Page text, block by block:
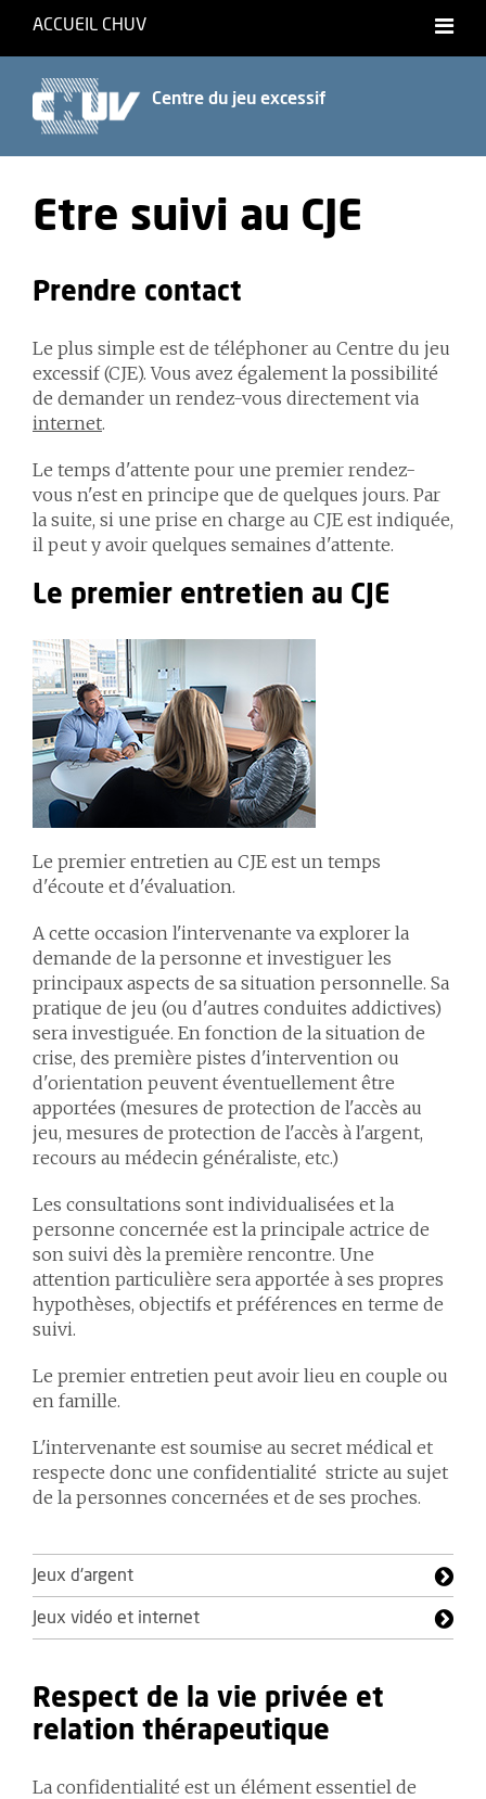
ACCUEIL CHUV
Centre du jeu excessif
Etre suivi au CJE
Prendre contact
Le plus simple est de téléphoner au Centre du jeu
excessif (CJE). Vous avez également la possibilité
de demander un rendez-vous directement via
internet.
Le temps d'attente pour une premier rendez-
vous n'est en principe que de quelques jours. Par
la suite, si une prise en charge au CJE est indiquée,
il peut y avoir quelques semaines d'attente.
Le premier entretien au CJE
Le premier entretien au CJE est un temps
d'écoute et d'évaluation.
A cette occasion l'intervenant·e va explorer la
demande de la personne et investiguer les
principaux aspects de sa situation personnelle. Sa
pratique de jeu (ou d'autres conduites addictives)
sera investiguée. En fonction de la situation de
crise, des première pistes d'intervention ou
d'orientation peuvent éventuellement être
apportées (mesures de protection de l'accès au
jeu, mesures de protection de l'accès à l'argent,
recours au médecin généraliste, etc.)
Les consultations sont individualisées et la
personne concernée est la principale actrice de
son suivi dès la première rencontre. Une
attention particulière sera apportée à ses propres
hypothèses, objectifs et préférences en terme de
suivi.
Le premier entretien peut avoir lieu en couple ou
en famille.
L'intervenant·e est soumis·e au secret médical et
respecte donc une confidentialité stricte au sujet
de la personnes concernées et de ses proches.
Jeux d'argent
Jeux vidéo et internet
Respect de la vie privée et
relation thérapeutique
La confidentialité est un élément essentiel de